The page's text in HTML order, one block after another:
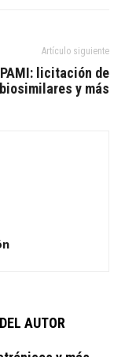
Artículo siguiente
PAMI: licitación de
biosimilares y más
AUTOR